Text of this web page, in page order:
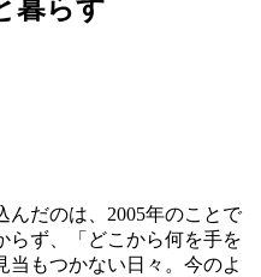
んだのは、2005年のことで
らず、「どこから何を手を
当もつかない日々。今のよ